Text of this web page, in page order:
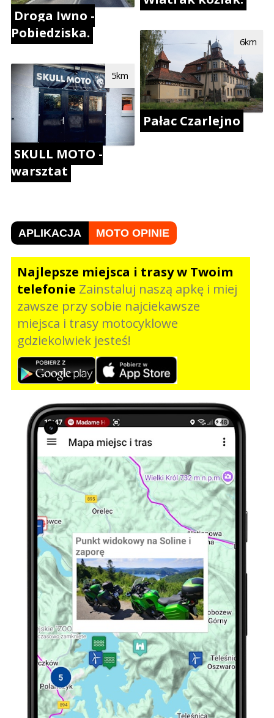
Droga Iwno -
Pobiedziska.
SKULL MOTO -
warsztat
5km
Pałac Czarlejno
6km
APLIKACJA MOTO OPINIE
Najlepsze miejsca i trasy w Twoim
telefonie Zainstaluj naszą apkę i miej
zawsze przy sobie najciekawsze
miejsca i trasy motocyklowe
gdziekolwiek jesteś!